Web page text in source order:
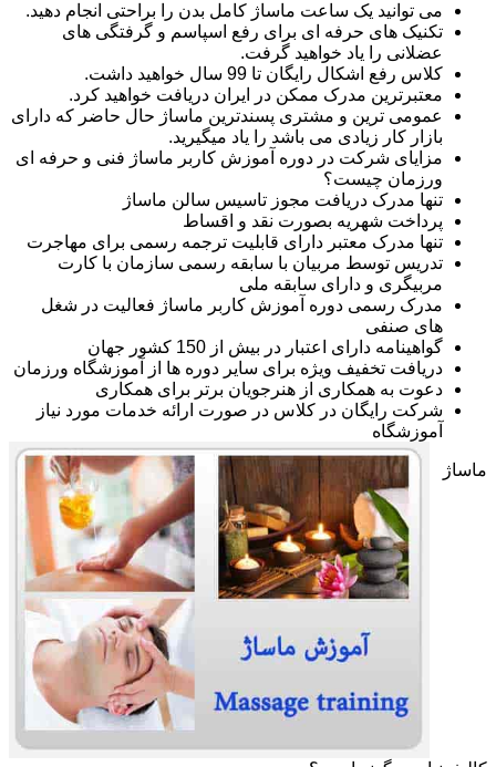
می توانید یک ساعت ماساژ کامل بدن را براحتی انجام دهید.
تکنیک های حرفه ای برای رفع اسپاسم و گرفتگی های
عضلانی را یاد خواهید گرفت.
کلاس رفع اشکال رایگان تا 99 سال خواهید داشت.
معتبرترین مدرک ممکن در ایران دریافت خواهید کرد.
عمومی ترین و مشتری پسندترین ماساژ حال حاضر که دارای
بازار کار زیادی می باشد را یاد میگیرید.
مزایای شرکت در دوره آموزش کاربر ماساژ فنی و حرفه ای
ورزمان چیست؟
تنها مدرک دریافت مجوز تاسیس سالن ماساژ
پرداخت شهریه بصورت نقد و اقساط
تنها مدرک معتبر دارای قابلیت ترجمه رسمی برای مهاجرت
تدریس توسط مربیان با سابقه رسمی سازمان با کارت
مربیگری و دارای سابقه ملی
مدرک رسمی دوره آموزش کاربر ماساژ فعالیت در شغل
های صنفی
گواهینامه دارای اعتبار در بیش از 150 کشور جهان
دریافت تخفیف ویژه برای سایر دوره ها از آموزشگاه ورزمان
دعوت به همکاری از هنرجویان برتر برای همکاری
شرکت رایگان در کلاس در صورت ارائه خدمات مورد نیاز
آموزشگاه
ماساژ